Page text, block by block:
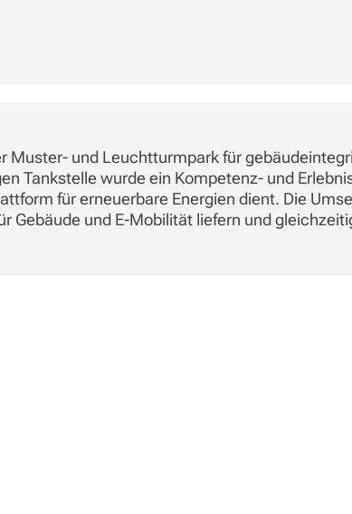
Muster- und Leuchtturmpark für
Tankstelle wurde ein Kompetenz- und
für erneuerbare Energien dient. Die
Gebäude und E-Mobilität liefern und